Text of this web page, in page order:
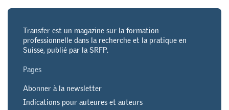
Transfer est un magazine sur la formation
professionnelle dans la recherche et la pratique en
Suisse, publié par la SRFP.
Pages
Abonner à la newsletter
Indications pour auteures et auteurs